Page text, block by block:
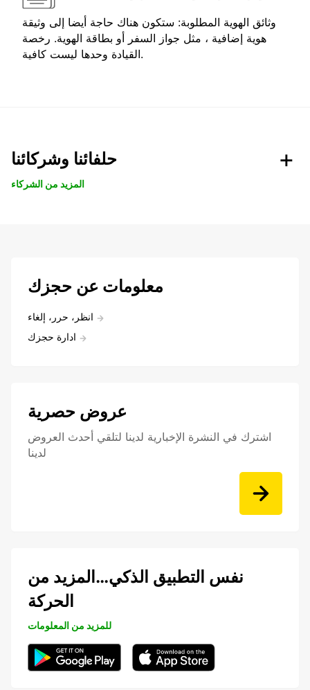
وثائق الهوية المطلوبة: ستكون هناك حاجة أيضا إلى وثيقة
هوية إضافية ، مثل جواز السفر أو بطاقة الهوية. رخصة
القيادة وحدها ليست كافية.
حلفائنا وشركائنا
المزيد من الشركاء
معلومات عن حجزك
انظر، حرر، إلغاء
ادارة حجزك
عروض حصرية
اشترك في النشرة الإخبارية لدينا لتلقي أحدث العروض
لدينا
نفس التطبيق الذكي…المزيد من
الحركة
للمزيد من المعلومات